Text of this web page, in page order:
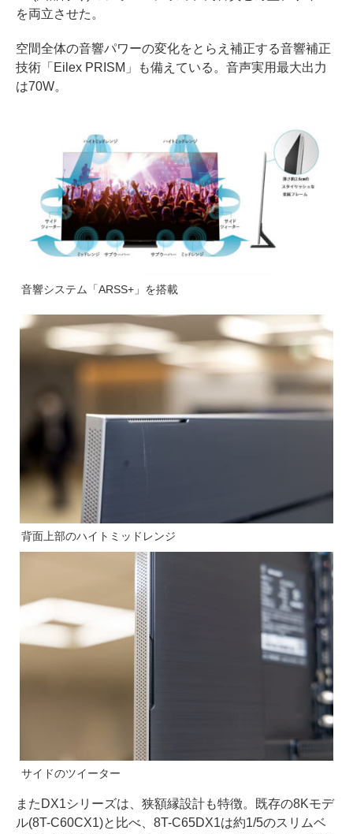
を両立させた。
空間全体の音響パワーの変化をとらえ補正する音響補正
技術「Eilex PRISM」も備えている。音声実用最大出力
は70W。
音響システム「ARSS+」を搭載
背面上部のハイトミッドレンジ
サイドのツイーター
またDX1シリーズは、狭額縁設計も特徴。既存の8Kモデ
ル(8T-C60CX1)と比べ、8T-C65DX1は約1/5のスリムベ